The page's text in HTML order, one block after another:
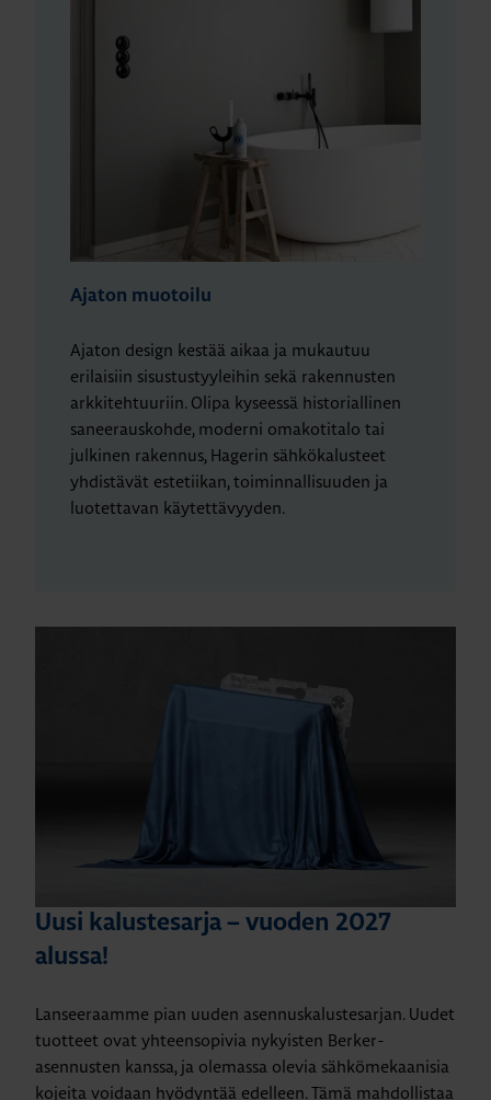
Ajaton muotoilu
Ajaton design kestää aikaa ja mukautuu
erilaisiin sisustustyyleihin sekä rakennusten
arkkitehtuuriin. Olipa kyseessä historiallinen
saneerauskohde, moderni omakotitalo tai
julkinen rakennus, Hagerin sähkökalusteet
yhdistävät estetiikan, toiminnallisuuden ja
luotettavan käytettävyyden.
Uusi kalustesarja – vuoden 2027
alussa!
Lanseeraamme pian uuden asennuskalustesarjan. Uudet
tuotteet ovat yhteensopivia nykyisten Berker-
asennusten kanssa, ja olemassa olevia sähkömekaanisia
kojeita voidaan hyödyntää edelleen. Tämä mahdollistaa